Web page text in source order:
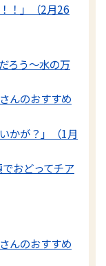
！」（2月26
ろう～水の万
んのおすすめ
かが？」（1月
おどってチア
んのおすすめ